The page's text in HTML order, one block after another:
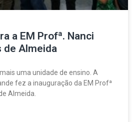
a EM Profª. Nanci
de Almeida
uma unidade de ensino. A
fez a inauguração da EM Profª
Almeida.